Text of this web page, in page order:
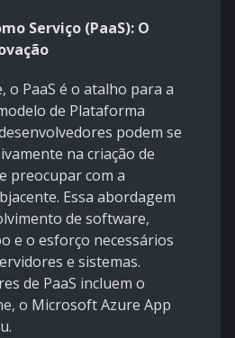
Serviço (PaaS): O
o PaaS é o atalho para a
de Plataforma
podem se
na criação de
preocupar com a
Essa abordagem
de software,
e o esforço necessários
e sistemas.
de PaaS incluem o
o Microsoft Azure App